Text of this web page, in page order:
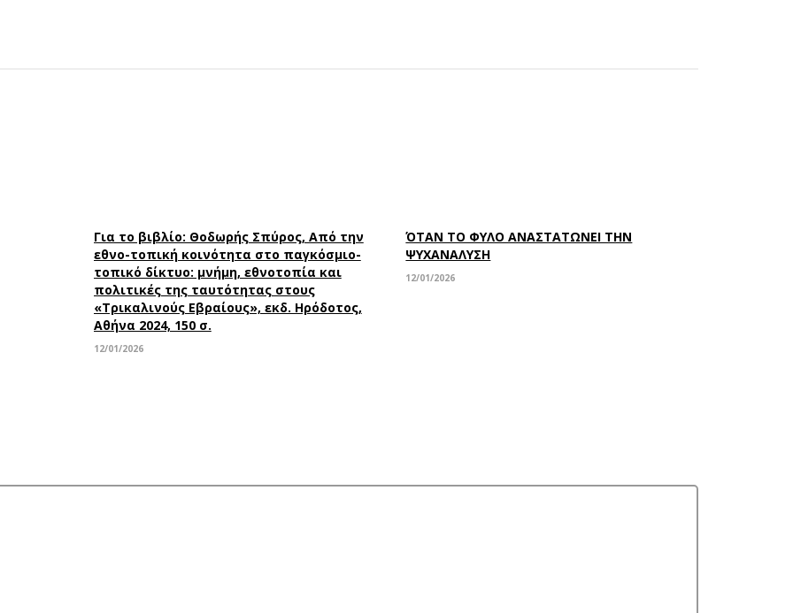
Για το βιβλίο: Θοδωρής Σπύρος, Από την
εθνο-τοπική κοινότητα στο παγκόσμιο-
τοπικό δίκτυο: μνήμη, εθνοτοπία και
πολιτικές της ταυτότητας στους
«Τρικαλινούς Εβραίους», εκδ. Ηρόδοτος,
Αθήνα 2024, 150 σ.
12/01/2026
ΌΤΑΝ ΤΟ ΦΥΛΟ ΑΝΑΣΤΑΤΩΝΕΙ ΤΗΝ
ΨΥΧΑΝΑΛΥΣΗ
12/01/2026